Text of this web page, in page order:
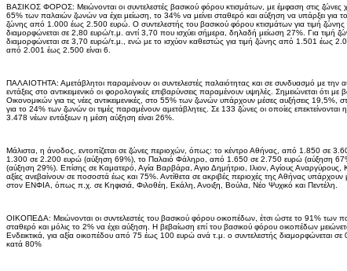
ΒΑΣΙΚΟΣ ΦΟΡΟΣ: Μειώνονται οι συντελεστές βασικού φόρου κτισμάτων, με έμφαση στις ζώνες
65% των παλαιών ζωνών να έχει μείωση, το 34% να μείνει σταθερό και αύξηση να υπάρξει για το
ζώνης από 1.000 έως 2.500 ευρώ. Ο συντελεστής του βασικού φόρου κτισμάτων για τιμή
διαμορφώνεται σε 2,80 ευρώ/τ.μ. αντί 3,70 που ισχύει σήμερα, δηλαδή μείωση 27%. Για τιμή
διαμορφώνεται σε 3,70 ευρώ/τ.μ., ενώ με το ισχύον καθεστώς για τιμή ζώνης από 1.501 έως
από 2.001 έως 2.500 είναι 6.
ΠΑΛΑΙΟΤΗΤΑ: Αμετάβλητοι παραμένουν οι συντελεστές παλαιότητας και σε συνδυασμό με την
εντάξεις στο αντικειμενικό οι φορολογικές επιβαρύνσεις παραμένουν υψηλές. Σημειώνεται ότι
Οικονομικών για τις νέες αντικειμενικές, στο 55% των ζωνών υπάρχουν μέσες αυξήσεις
για το 24% των ζωνών οι τιμές παραμένουν αμετάβλητες. Σε 133 ζώνες οι οποίες
3.478 νέων εντάξεων η μέση αύξηση είναι 26%.
Μάλιστα, η άνοδος, εντοπίζεται σε ζώνες περιοχών, όπως: το κέντρο Αθήνας, από 1.850 σε
1.300 σε 2.200 ευρώ (αύξηση 69%), το Παλαιό Φάληρο, από 1.650 σε 2.750 ευρώ (αύξηση
(αύξηση 29%). Επίσης σε Καματερό, Αγία Βαρβάρα, Αγιο Δημήτριο, Ιλιον, Αγίους Αναργύρους,
αξίες ανεβαίνουν σε ποσοστά έως και 75%. Αντίθετα σε ακριβές περιοχές της Αθήνας υπάρχουν
στον ΕΝΦΙΑ, όπως π.χ. σε Κηφισιά, Φιλοθέη, Εκάλη, Ανοιξη, Βούλα, Νέο Ψυχικό και Πεντέλη.
ΟΙΚΟΠΕΔΑ: Μειώνονται οι συντελεστές του βασικού φόρου οικοπέδων, έτσι ώστε το 91% των
σταθερό και μόλις το 2% να έχει αύξηση. Η βεβαίωση επί του βασικού φόρου οικοπέδων
Ενδεικτικά, για αξία οικοπέδου από 75 έως 100 ευρώ ανά τ.μ. ο συντελεστής διαμορφώνεται
κατά 80%